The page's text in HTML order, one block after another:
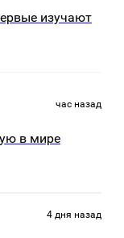
изучают
час назад
в мире
4 дня назад